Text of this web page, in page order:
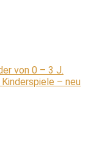
von 0 – 3 J.
– neu